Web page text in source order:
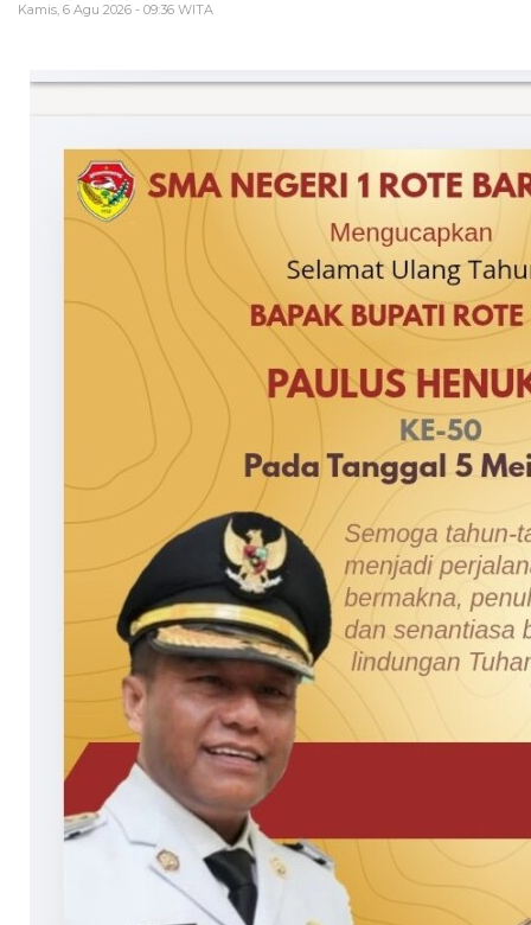
Kamis, 6 Agu 2026 - 09:36 WITA